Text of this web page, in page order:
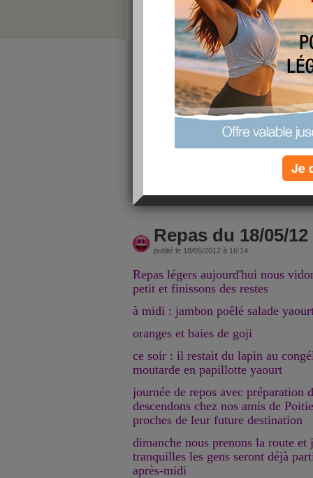
Repas du 19/05/12
publié le 19/05/2012 à 16:34
Samedi tranquille, j'ai profité que
peu pour traiter à nouveau les
le 1er traitement de la semaine
reste encore beaucoup et comme
qui suivent cela les lavera et
il me restera la semaine
jamais eu un groseiller qui
lire la suite
Repas du 18/05/12
publié le 18/05/2012 à 16:14
Repas légers aujourd'hui nous
petit et finissons des restes
à midi : jambon poêlé salade
oranges et baies de goji
ce soir : il restait du lapin au
moutarde en papillotte yaourt
journée de repos avec préparation
descendons chez nos amis de
proches de leur future destination
dimanche nous prenons la route et
tranquilles les gens seront déjà
après-midi
Je